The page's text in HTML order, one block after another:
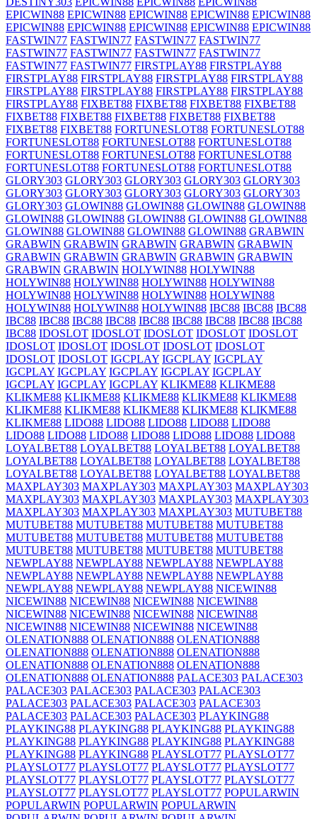
EPICWIN88 EPICWIN88 EPICWIN88 EPICWIN88 EPICWIN88
EPICWIN88 EPICWIN88 EPICWIN88 EPICWIN88 EPICWIN88
FASTWIN77 FASTWIN77 FASTWIN77 FASTWIN77
FASTWIN77 FASTWIN77 FASTWIN77 FASTWIN77
FASTWIN77 FASTWIN77 FIRSTPLAY88 FIRSTPLAY88
FIRSTPLAY88 FIRSTPLAY88 FIRSTPLAY88 FIRSTPLAY88
FIRSTPLAY88 FIRSTPLAY88 FIRSTPLAY88 FIRSTPLAY88
FIRSTPLAY88 FIXBET88 FIXBET88 FIXBET88 FIXBET88
FIXBET88 FIXBET88 FIXBET88 FIXBET88 FIXBET88
FIXBET88 FIXBET88 FORTUNESLOT88 FORTUNESLOT88
FORTUNESLOT88 FORTUNESLOT88 FORTUNESLOT88
FORTUNESLOT88 FORTUNESLOT88 FORTUNESLOT88
FORTUNESLOT88 FORTUNESLOT88 FORTUNESLOT88
GLORY303 GLORY303 GLORY303 GLORY303 GLORY303
GLORY303 GLORY303 GLORY303 GLORY303 GLORY303
GLORY303 GLOWIN88 GLOWIN88 GLOWIN88 GLOWIN88
GLOWIN88 GLOWIN88 GLOWIN88 GLOWIN88 GLOWIN88
GLOWIN88 GLOWIN88 GLOWIN88 GLOWIN88 GRABWIN
GRABWIN GRABWIN GRABWIN GRABWIN GRABWIN
GRABWIN GRABWIN GRABWIN GRABWIN GRABWIN
GRABWIN GRABWIN HOLYWIN88 HOLYWIN88
HOLYWIN88 HOLYWIN88 HOLYWIN88 HOLYWIN88
HOLYWIN88 HOLYWIN88 HOLYWIN88 HOLYWIN88
HOLYWIN88 HOLYWIN88 HOLYWIN88 IBC88 IBC88 IBC88
IBC88 IBC88 IBC88 IBC88 IBC88 IBC88 IBC88 IBC88 IBC88
IBC88 IDOSLOT IDOSLOT IDOSLOT IDOSLOT IDOSLOT
IDOSLOT IDOSLOT IDOSLOT IDOSLOT IDOSLOT
IDOSLOT IDOSLOT IGCPLAY IGCPLAY IGCPLAY
IGCPLAY IGCPLAY IGCPLAY IGCPLAY IGCPLAY
IGCPLAY IGCPLAY IGCPLAY KLIKME88 KLIKME88
KLIKME88 KLIKME88 KLIKME88 KLIKME88 KLIKME88
KLIKME88 KLIKME88 KLIKME88 KLIKME88 KLIKME88
KLIKME88 LIDO88 LIDO88 LIDO88 LIDO88 LIDO88
LIDO88 LIDO88 LIDO88 LIDO88 LIDO88 LIDO88 LIDO88
LOYALBET88 LOYALBET88 LOYALBET88 LOYALBET88
LOYALBET88 LOYALBET88 LOYALBET88 LOYALBET88
LOYALBET88 LOYALBET88 LOYALBET88 LOYALBET88
MAXPLAY303 MAXPLAY303 MAXPLAY303 MAXPLAY303
MAXPLAY303 MAXPLAY303 MAXPLAY303 MAXPLAY303
MAXPLAY303 MAXPLAY303 MAXPLAY303 MUTUBET88
MUTUBET88 MUTUBET88 MUTUBET88 MUTUBET88
MUTUBET88 MUTUBET88 MUTUBET88 MUTUBET88
MUTUBET88 MUTUBET88 MUTUBET88 MUTUBET88
NEWPLAY88 NEWPLAY88 NEWPLAY88 NEWPLAY88
NEWPLAY88 NEWPLAY88 NEWPLAY88 NEWPLAY88
NEWPLAY88 NEWPLAY88 NEWPLAY88 NICEWIN88
NICEWIN88 NICEWIN88 NICEWIN88 NICEWIN88
NICEWIN88 NICEWIN88 NICEWIN88 NICEWIN88
NICEWIN88 NICEWIN88 NICEWIN88 NICEWIN88
OLENATION888 OLENATION888 OLENATION888
OLENATION888 OLENATION888 OLENATION888
OLENATION888 OLENATION888 OLENATION888
OLENATION888 OLENATION888 PALACE303 PALACE303
PALACE303 PALACE303 PALACE303 PALACE303
PALACE303 PALACE303 PALACE303 PALACE303
PALACE303 PALACE303 PALACE303 PLAYKING88
PLAYKING88 PLAYKING88 PLAYKING88 PLAYKING88
PLAYKING88 PLAYKING88 PLAYKING88 PLAYKING88
PLAYKING88 PLAYKING88 PLAYSLOT77 PLAYSLOT77
PLAYSLOT77 PLAYSLOT77 PLAYSLOT77 PLAYSLOT77
PLAYSLOT77 PLAYSLOT77 PLAYSLOT77 PLAYSLOT77
PLAYSLOT77 PLAYSLOT77 PLAYSLOT77 POPULARWIN
POPULARWIN POPULARWIN POPULARWIN